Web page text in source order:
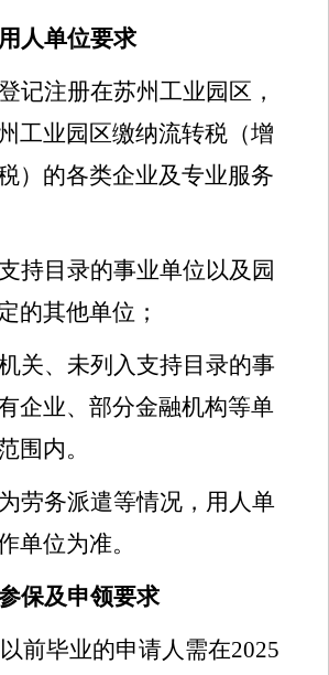
用人单位要求
记注册在苏州工业园区，
工业园区缴纳流转税（增
）的各类企业及专业服务
持目录的事业单位以及园
的其他单位；
关、未列入支持目录的事
企业、部分金融机构等单
围内。
劳务派遣等情况，用人单
单位为准。
参保及申领要求
以前毕业的申请人需在2025